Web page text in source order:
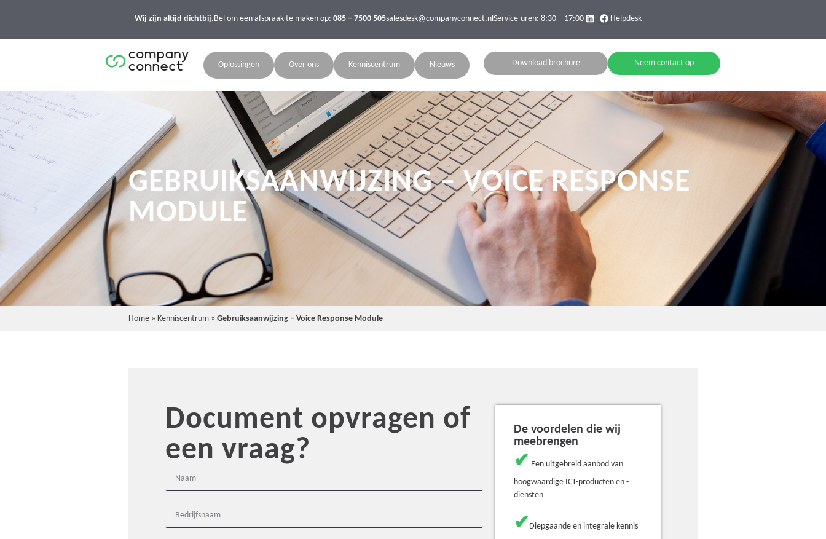
Wij zijn altijd dichtbij.Bel om een afspraak te maken op: 085 – 7500 505salesdesk@companyconnect.nlService-uren: 8:30 – 17:00 Helpdesk
Oplossingen Over ons Kenniscentrum Nieuws Download brochure Neem contact op
GEBRUIKSAANWIJZING – VOICE RESPONSE
MODULE
Home» Kenniscentrum» Gebruiksaanwijzing – Voice Response Module
Document opvragen of
een vraag?
De voordelen die wij
meebrengen
✔ Een uitgebreid aanbod van
hoogwaardige ICT-producten en -
diensten
✔ Diepgaande en integrale kennis